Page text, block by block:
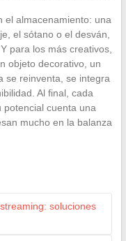
el almacenamiento: una
el sótano o el desván,
para los más creativos,
objeto decorativo, un
se reinventa, se integra
Al final, cada
potencial cuenta una
mucho en la balanza
soluciones